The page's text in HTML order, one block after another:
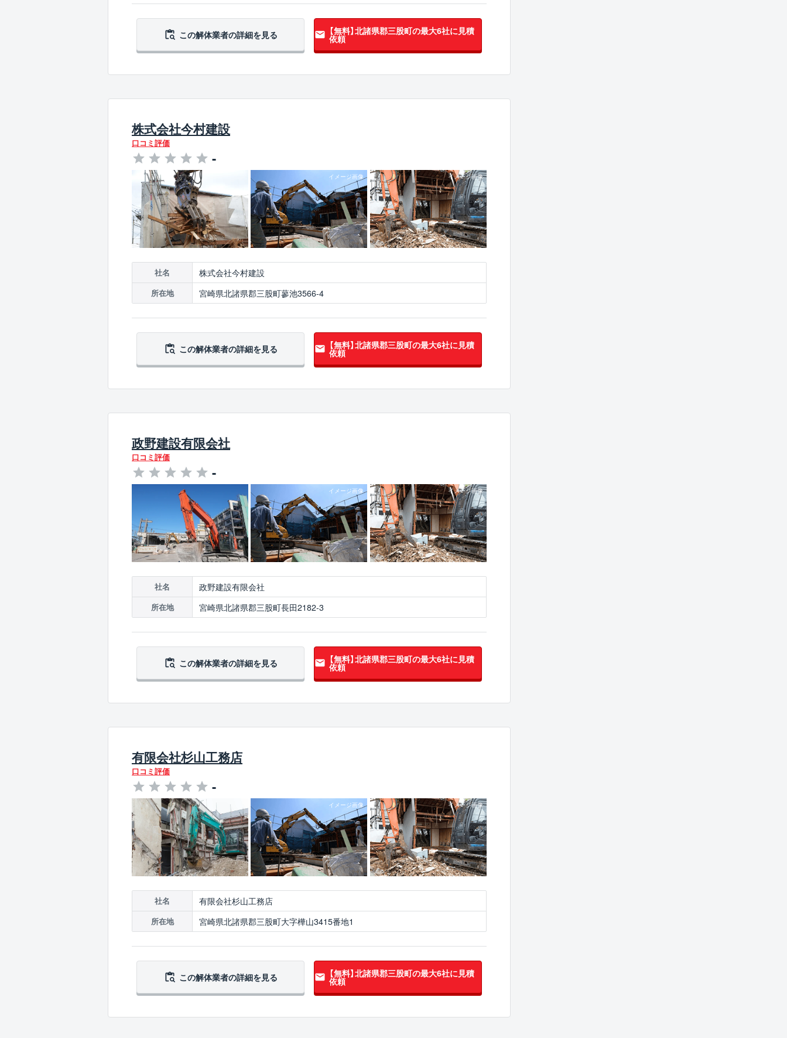
この解体業者の詳細を見る 【無料】北諸県郡三股町の最大6社に見積
依頼
株式会社今村建設
口コミ評価
-
社名 株式会社今村建設
所在地 宮崎県北諸県郡三股町蓼池3566-4
この解体業者の詳細を見る 【無料】北諸県郡三股町の最大6社に見積
依頼
政野建設有限会社
口コミ評価
-
社名 政野建設有限会社
所在地 宮崎県北諸県郡三股町長田2182-3
この解体業者の詳細を見る 【無料】北諸県郡三股町の最大6社に見積
依頼
有限会社杉山工務店
口コミ評価
-
社名 有限会社杉山工務店
所在地 宮崎県北諸県郡三股町大字樺山3415番地1
この解体業者の詳細を見る 【無料】北諸県郡三股町の最大6社に見積
依頼